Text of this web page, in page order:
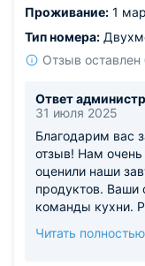
него рубля. Супер!
Проживание: 1
Тип номера:
Отзыв оставлен
Ответ
31 июля 2025
Благодарим вас
отзыв! Нам очень
оценили наши
продуктов. Ваши
команды кухни.
вас
Читать полностью